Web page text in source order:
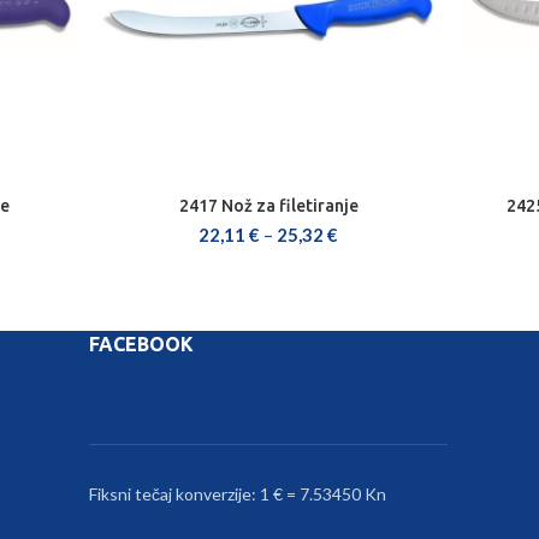
ODABERI OPCIJE
2417 Nož za filetiranje
22,11 € – 25,32 €
FACEBOOK
Fiksni tečaj konverzije: 1 € = 7.53450 Kn